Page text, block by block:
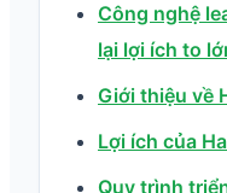
Công nghệ
lại lợi ích to
Giới thiệu về
Lợi ích của
Quy trình